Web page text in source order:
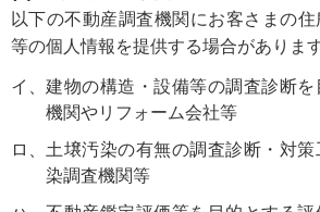
以下の不動産調査機関にお客さまの
等の個人情報を提供する場合があります
イ
建物の構造・設備等の調査診断
機関やリフォーム会社等
ロ
土壌汚染の有無の調査診断・対
染調査機関等